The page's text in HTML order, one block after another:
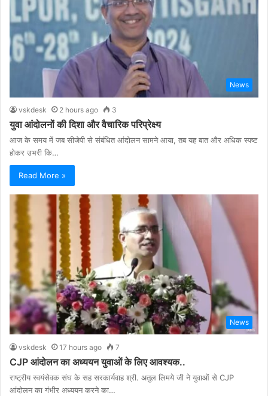
News
vskdesk 2 hours ago 3
युवा आंदोलनों की दिशा और वैचारिक परिप्रेक्ष्य
आज के समय में जब सीजेपी से संबंधित आंदोलन सामने आया, तब यह बात और अधिक स्पष्ट
होकर उभरी कि…
Read More »
News
vskdesk 17 hours ago 7
CJP आंदोलन का अध्ययन युवाओं के लिए आवश्यक..
राष्ट्रीय स्वयंसेवक संघ के सह सरकार्यवाह श्री. अतुल लिमये जी ने युवाओं से CJP
आंदोलन का गंभीर अध्ययन करने का…